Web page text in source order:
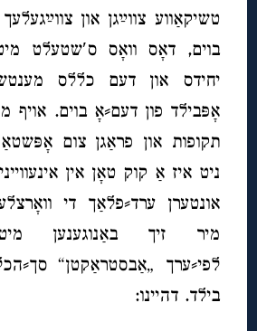
טשיקאַווע צווײַגן און
בוים, דאָס וואָס ס′שטעלט
יחידס און דעם כללס
אָפּבילד פון דעם⸗אָ בוים. אויף
תקופות און פראַגן צום
ניט איז אַ קוק טאָן אין
אונטערן ערד⸗פלאַך די
מיר זיך באַנוגענען
לפי⸗ערך „אַבסטראַקטן“
בילד. דהיינו: